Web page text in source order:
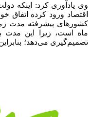
وی یادآوری کرد: اینکه
اقتصاد ورود کرده
کشورهای پیشرفته مدت
ماه است، زیرا این
تصمیم‌گیری می‌دهد؛